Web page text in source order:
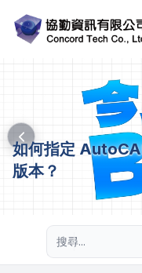
如何指定
版本？